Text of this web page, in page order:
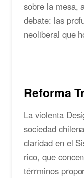
sobre la mesa,
debate: las
neoliberal que
Reforma
La violenta
sociedad
claridad en el
rico, que
térrminos